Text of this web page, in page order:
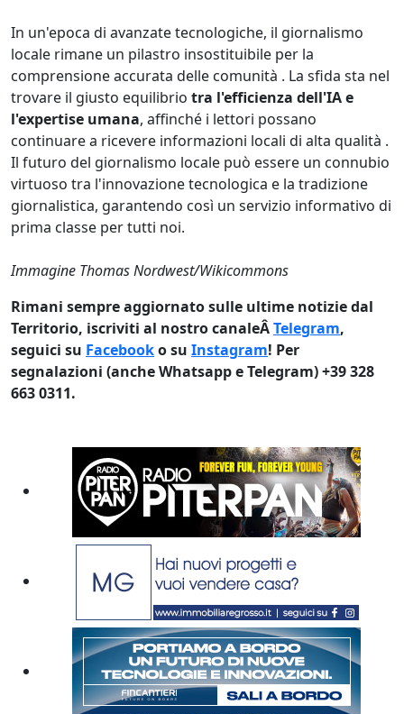
In un'epoca di avanzate tecnologiche, il giornalismo
locale rimane un pilastro insostituibile per la
comprensione accurata delle comunità . La sfida sta nel
trovare il giusto equilibrio tra l'efficienza dell'IA e
l'expertise umana, affinché i lettori possano
continuare a ricevere informazioni locali di alta qualità .
Il futuro del giornalismo locale può essere un connubio
virtuoso tra l'innovazione tecnologica e la tradizione
giornalistica, garantendo così un servizio informativo di
prima classe per tutti noi.
Immagine Thomas Nordwest/Wikicommons
Rimani sempre aggiornato sulle ultime notizie dal
Territorio, iscriviti al nostro canaleÂTelegram,
seguici su Facebooko su Instagram! Per
segnalazioni (anche Whatsapp e Telegram) +39 328
663 0311.